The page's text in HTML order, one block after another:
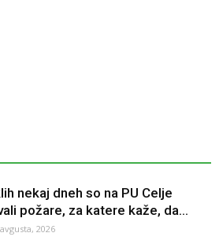
nekaj dneh so na PU Celje
požare, za katere kaže, da...
2026